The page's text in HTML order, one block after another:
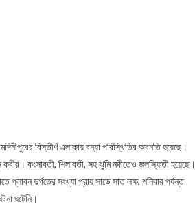
বিস্তীর্ণ এলাকায় বন্যা পরিস্থিতির অবনতি হয়েছে।
কবীর। কংসাবতী, শিলাবতী, সহ ঝুমি নদীতেও জলস্ফিতী হয়েছে।
প্লাবন দুর্গতের সংখ্যা প্রায় সাড়ে সাত লক্ষ, শনিবার পর্যন্ত
ঘটেনি।